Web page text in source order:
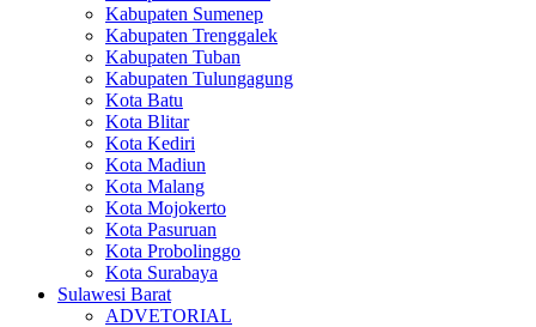
Kabupaten Sumenep
Kabupaten Trenggalek
Kabupaten Tuban
Kabupaten Tulungagung
Kota Batu
Kota Blitar
Kota Kediri
Kota Madiun
Kota Malang
Kota Mojokerto
Kota Pasuruan
Kota Probolinggo
Kota Surabaya
Sulawesi Barat
ADVETORIAL